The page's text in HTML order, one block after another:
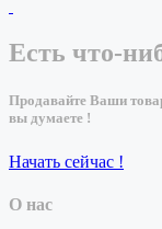
Есть что-
Продавайте Ваши
вы думаете !
Начать сейчас !
О нас